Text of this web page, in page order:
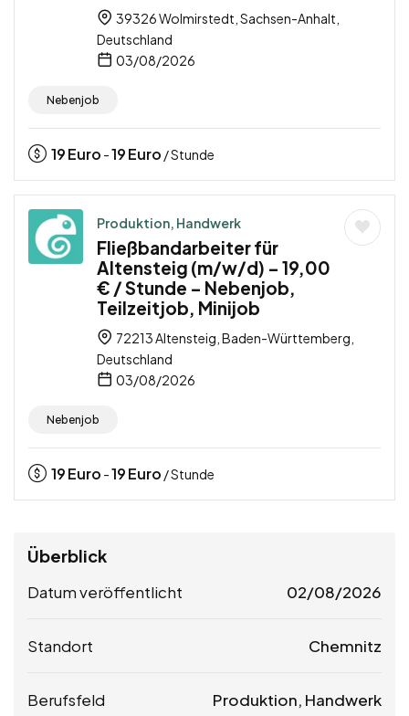
39326 Wolmirstedt, Sachsen-Anhalt,
Deutschland
03/08/2026
Nebenjob
19Euro -19Euro / Stunde
Produktion, Handwerk
Fließbandarbeiter für
Altensteig (m/w/d) – 19,00
€ / Stunde – Nebenjob,
Teilzeitjob, Minijob
72213 Altensteig, Baden-Württemberg,
Deutschland
03/08/2026
Nebenjob
19Euro -19Euro / Stunde
Überblick
Datum veröffentlicht 02/08/2026
Standort Chemnitz
Berufsfeld Produktion, Handwerk